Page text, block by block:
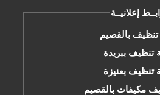
إعلانيــة
بالقصيم
تنظيف ببريدة
تنظيف بعنيزة
مكيفات بالقصيم